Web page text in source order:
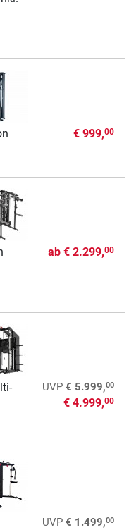
€ 999,00
ab € 2.299,00
UVP € 5.999,00
€ 4.999,00
UVP € 1.499,00